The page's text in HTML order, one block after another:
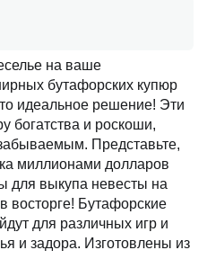
на ваше
бутафорских купюр
идеальное решение! Эти
богатства и роскоши,
Представьте,
миллионами долларов
для выкупа невесты на
восторге! Бутафорские
для различных игр и
и задора. Изготовлены из